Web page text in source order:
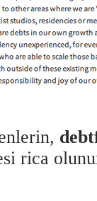
rica